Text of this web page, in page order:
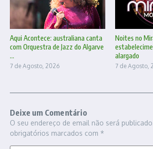
Aqui Acontece: australiana canta
com Orquestra de Jazz do Algarve
...
7 de Agosto, 2026
Noites no
alargado
7 de Agosto,
Deixe um Comentário
O seu endereço de email não será
obrigatórios marcados com *